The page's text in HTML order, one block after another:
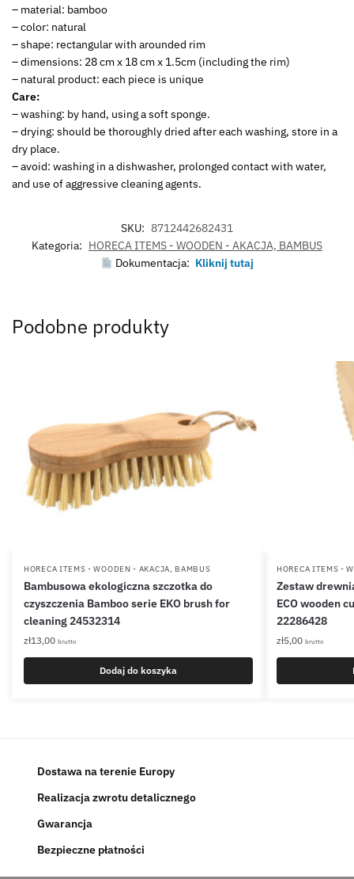
– material: bamboo
– color: natural
– shape: rectangular with arounded rim
– dimensions: 28 cm x 18 cm x 1.5cm (including the rim)
– natural product: each piece is unique
Care:
– washing: by hand, using a soft sponge.
– drying: should be thoroughly dried after each washing, store in a
dry place.
– avoid: washing in a dishwasher, prolonged contact with water,
and use of aggressive cleaning agents.
SKU: 8712442682431
Kategoria: HORECA ITEMS - WOODEN - AKACJA, BAMBUS
Dokumentacja: Kliknij tutaj
Podobne produkty
HORECA ITEMS - WOODEN - AKACJA, BAMBUS
Bambusowa ekologiczna szczotka do
czyszczenia Bamboo serie EKO brush for
cleaning 24532314
zł13,00 brutto
Dodaj do koszyka
HORECA ITEMS -
Zestaw
ECO wooden
22286428
zł5,00 brutto
Dostawa na terenie Europy
Realizacja zwrotu detalicznego
Gwarancja
Bezpieczne płatności